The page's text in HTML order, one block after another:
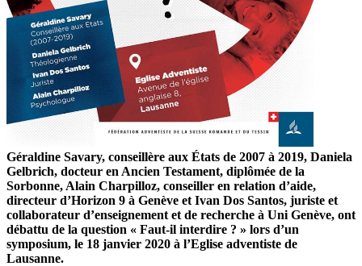
Géraldine Savary, conseillère aux États de 2007 à 2019, Daniela
Gelbrich, docteur en Ancien Testament, diplômée de la
Sorbonne, Alain Charpilloz, conseiller en relation d’aide,
directeur d’Horizon 9 à Genève et Ivan Dos Santos, juriste et
collaborateur d’enseignement et de recherche à Uni Genève, ont
débattu de la question « Faut-il interdire ? » lors d’un
symposium, le 18 janvier 2020 à l’Eglise adventiste de
Lausanne.